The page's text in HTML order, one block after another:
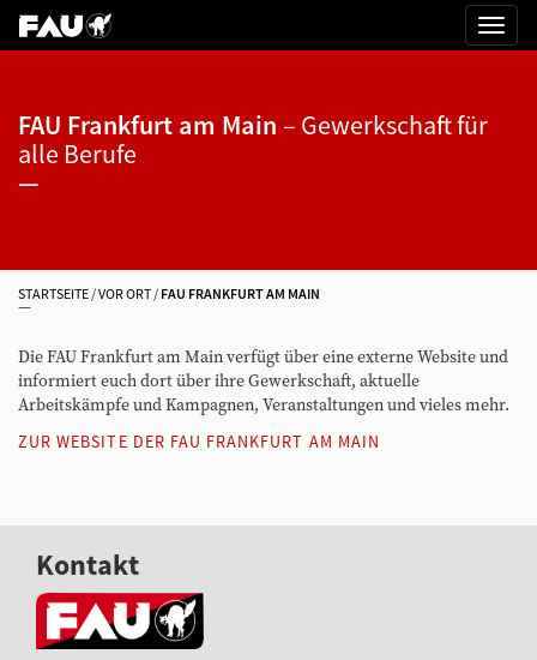
FAU Frankfurt am Main
Gewerkschaft für
alle Berufe
STARTSEITE VOR ORT FAU FRANKFURT AM MAIN
Die FAU Frankfurt am Main verfügt über eine externe Website und
informiert euch dort über ihre Gewerkschaft, aktuelle
Arbeitskämpfe und Kampagnen, Veranstaltungen und vieles mehr.
ZUR WEBSITE DER FAU FRANKFURT AM MAIN
Kontakt